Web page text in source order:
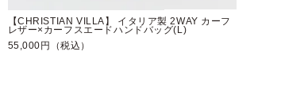
【CHRISTIAN VILLA】 イタリア製 2WAY カーフ
レザー×カーフスエードハンドバッグ(L)
55,000円（税込）